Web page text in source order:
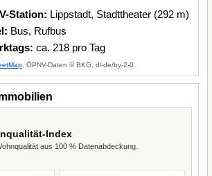
Station: Lippstadt, Stadttheater (292 m)
Bus, Rufbus
ca. 218 pro Tag
, ÖPNV-Daten © BKG, dl-de/by-2-0.
Index
aus 100 % Datenabdeckung.